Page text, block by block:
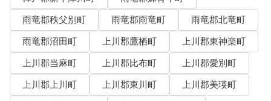
雨竜郡秩父別町
雨竜郡雨竜町
雨竜郡北竜町
雨竜郡沼田町
上川郡鷹栖町
上川郡東神楽町
上川郡当麻町
上川郡比布町
上川郡愛別町
上川郡上川町
上川郡東川町
上川郡美瑛町